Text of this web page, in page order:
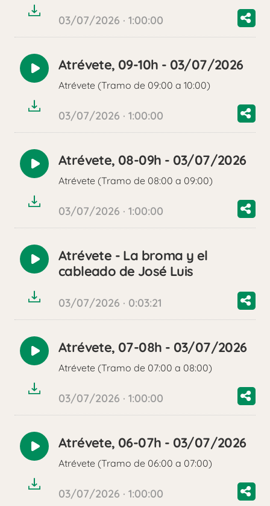
03/07/2026 · 1:00:00
Reproducir
audio
Atrévete, 09-10h - 03/07/2026
Atrévete (Tramo de 09:00 a 10:00)
03/07/2026 · 1:00:00
Reproducir
audio
Atrévete, 08-09h - 03/07/2026
Atrévete (Tramo de 08:00 a 09:00)
03/07/2026 · 1:00:00
Reproducir
audio
Atrévete - La broma y el
cableado de José Luis
03/07/2026 · 0:03:21
Reproducir
audio
Atrévete, 07-08h - 03/07/2026
Atrévete (Tramo de 07:00 a 08:00)
03/07/2026 · 1:00:00
Reproducir
audio
Atrévete, 06-07h - 03/07/2026
Atrévete (Tramo de 06:00 a 07:00)
03/07/2026 · 1:00:00